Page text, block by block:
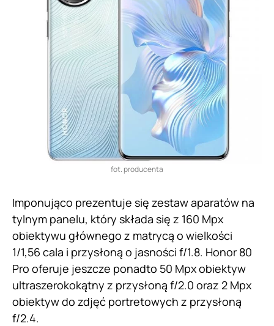
fot. producenta
Imponująco prezentuje się zestaw aparatów na
tylnym panelu, który składa się z 160 Mpx
obiektywu głównego z matrycą o wielkości
1/1,56 cala i przysłoną o jasności f/1.8. Honor 80
Pro oferuje jeszcze ponadto 50 Mpx obiektyw
ultraszerokokątny z przysłoną f/2.0 oraz 2 Mpx
obiektyw do zdjęć portretowych z przysłoną
f/2.4.